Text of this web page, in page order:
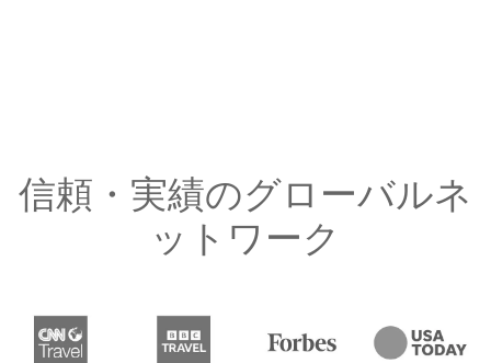
信頼・実績のグローバルネ
ットワーク